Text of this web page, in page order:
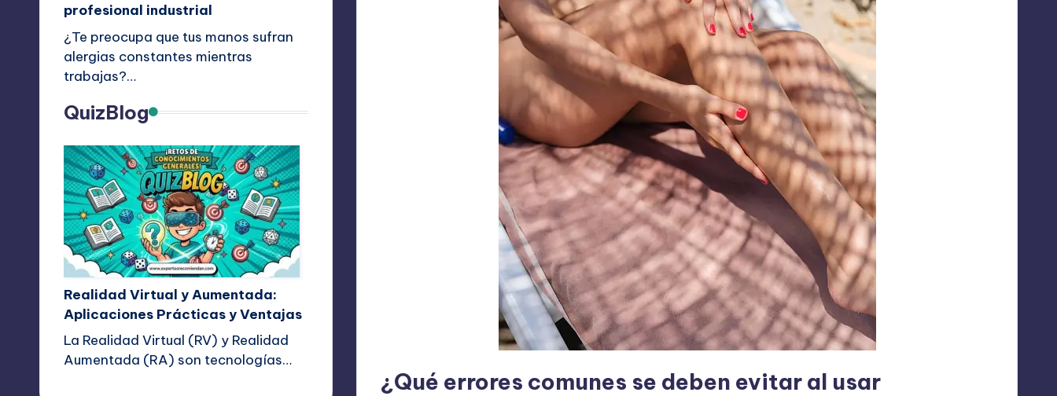
¿Qué errores comunes se deben evitar al usar
profesional industrial
¿Te preocupa que tus manos sufran
alergias constantes mientras
trabajas?…
QuizBlog
Realidad Virtual y Aumentada:
Aplicaciones Prácticas y Ventajas
La Realidad Virtual (RV) y Realidad
Aumentada (RA) son tecnologías…